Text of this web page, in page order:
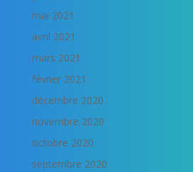
mai 2021
avril 2021
mars 2021
février 2021
décembre 2020
novembre 2020
octobre 2020
septembre 2020